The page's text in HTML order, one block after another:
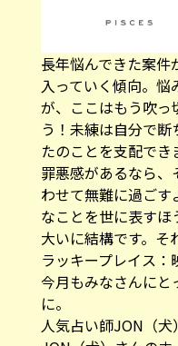
長年悩んできた案件
入っていく傾向。
が、ここはもう吹っ
う！未練は自分で
たのことを支配で
罪悪感があるなら
わせて無難に過ご
なことを世に表すほ
大いに結構です。そ
ラッキープレイス：
今月もみなさんにと
に。
人気占い師JON（